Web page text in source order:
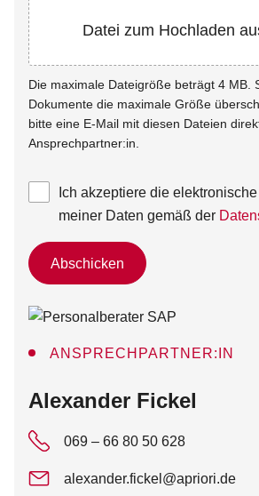
Datei zum Hochladen
Die maximale Dateigröße beträgt 4 MB.
Dokumente die maximale Größe
bitte eine E-Mail mit diesen Dateien
Ansprechpartner:in.
Ich akzeptiere die
meiner Daten gemäß der
Abschicken
ANSPRECHPARTNER:IN
:
Alexander Fickel
069 – 66 80 50 628
alexander.fickel@apriori.de